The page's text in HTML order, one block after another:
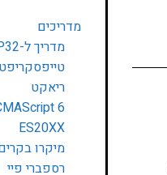
מדריכים
מדריך ל-ESP32 לילדים ולהורים מאפס
טייפסקריפט
ריאקט
6
ES20XX
מיקרו
רספברי פיי